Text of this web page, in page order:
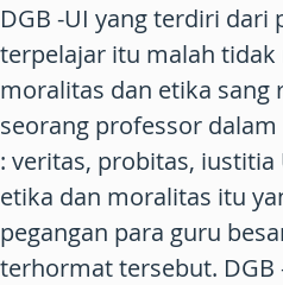
DGB -UI yang terdiri dari
terpelajar itu malah
moralitas dan etika sang
seorang professor
: veritas, probitas,
etika dan moralitas itu
pegangan para guru
terhormat tersebut. DGB